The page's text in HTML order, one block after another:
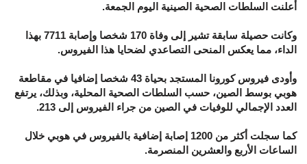
أعلنت السلطات الصحية الصينية اليوم الجمعة.
وكانت حصيلة سابقة تشير إلى وفاة 170 شخصا وإصابة 7711 بهذا
الداء، مما يعكس المنحى التصاعدي لضحايا هذا الفيروس.
وأودى فيروس كورونا المستجد بحياة 43 شخصا إضافيا في مقاطعة
هوبي بوسط الصين، حسب السلطات الصحية المحلية، وبذلك، يرتفع
العدد الإجمالي للوفيات في الصين من جراء الفيروس إلى 213.
كما سجلت أكثر من 1200 إصابة إضافية بالفيروس في هوبي خلال
الساعات الأربع والعشرين المنصرمة.